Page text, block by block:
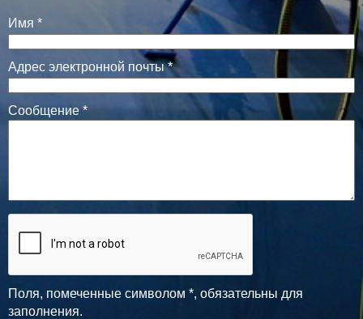
Имя *
Адрес электронной почты*
Сообщение *
Поля, помеченные символом *, обязательны для
заполнения.